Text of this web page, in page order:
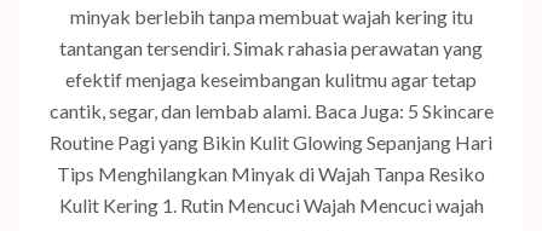
minyak berlebih tanpa membuat wajah kering itu
tantangan tersendiri. Simak rahasia perawatan yang
efektif menjaga keseimbangan kulitmu agar tetap
cantik, segar, dan lembab alami. Baca Juga: 5 Skincare
Routine Pagi yang Bikin Kulit Glowing Sepanjang Hari
Tips Menghilangkan Minyak di Wajah Tanpa Resiko
Kulit Kering 1. Rutin Mencuci Wajah Mencuci wajah